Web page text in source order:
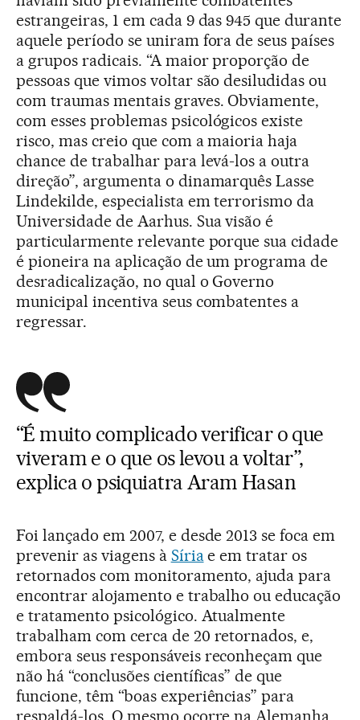
estrangeiras, 1 em cada 9 das 945 que durante
aquele período se uniram fora de seus países
a grupos radicais. “A maior proporção de
pessoas que vimos voltar são desiludidas ou
com traumas mentais graves. Obviamente,
com esses problemas psicológicos existe
risco, mas creio que com a maioria haja
chance de trabalhar para levá-los a outra
direção”, argumenta o dinamarquês Lasse
Lindekilde, especialista em terrorismo da
Universidade de Aarhus. Sua visão é
particularmente relevante porque sua cidade
é pioneira na aplicação de um programa de
desradicalização, no qual o Governo
municipal incentiva seus combatentes a
regressar.
“É muito complicado verificar o que
viveram e o que os levou a voltar”,
explica o psiquiatra Aram Hasan
Foi lançado em 2007, e desde 2013 se foca em
prevenir as viagens à Síriae em tratar os
retornados com monitoramento, ajuda para
encontrar alojamento e trabalho ou educação
e tratamento psicológico. Atualmente
trabalham com cerca de 20 retornados, e,
embora seus responsáveis reconheçam que
não há “conclusões científicas” de que
funcione, têm “boas experiências” para
respaldá-los. O mesmo ocorre na Alemanha,